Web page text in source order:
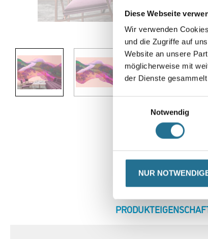
Diese Webseite
Wir verwenden
und die Zugriffe auf
Website an unsere
möglicherweise mit
der Dienste gesammelt
Notwendig
NUR
Abbildung ähnlich
CURRENT